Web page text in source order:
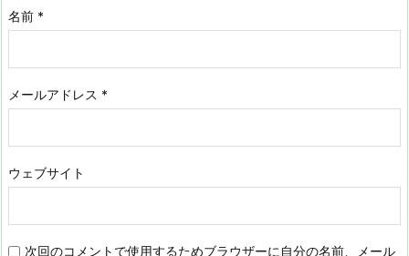
名前 *
メールアドレス *
ウェブサイト
次回のコメントで使用するためブラウザーに自分の名前、メール